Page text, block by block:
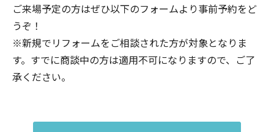
ご来場予定の方はぜひ以下のフォームより事前予約をど
うぞ！
※新規でリフォームをご相談された方が対象となりま
す。すでに商談中の方は適用不可になりますので、ご了
承ください。